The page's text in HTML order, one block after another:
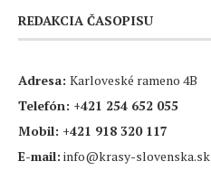
REDAKCIA ČASOPISU
Adresa: Karloveské rameno 4B
Telefón: +421 254 652 055
Mobil: +421 918 320 117
E-mail: info@krasy-slovenska.sk